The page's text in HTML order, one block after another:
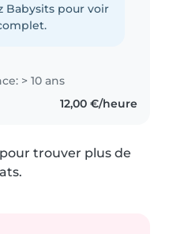
Babysits pour voir
> 10 ans
12,00 €/heure
trouver plus de